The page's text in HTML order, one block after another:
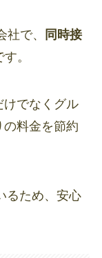
で、
同時接
。
けでなくグル
料金を節約
るため、安心